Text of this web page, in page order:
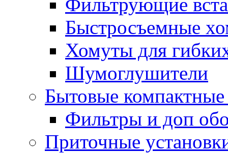
Быстросъемные
Хомуты для
Шумоглушители
Бытовые
Фильтры и доп
Приточные